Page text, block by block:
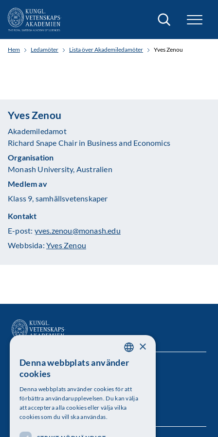
Sök
Hem Ledamöter Lista över Akademiledamöter Yves Zenou
Yves Zenou
Akademiledamot
Richard Snape Chair in Business and Economics
Organisation
Monash University, Australien
Medlem av
Klass 9, samhällsvetenskaper
Kontakt
E-post: yves.zenou@monash.edu
Webbsida: Yves Zenou
Kungl. Vetenskapsakademien
Besöksadress: Lilla Frescativägen 4A
Telefon: 08-673 95 00
SWEDISH
×
Denna webbplats använder
cookies
Denna webbplats använder cookies för att
förbättra användarupplevelsen. Du kan välja
att acceptera alla cookies eller välja vilka
cookies som du vill ska användas.